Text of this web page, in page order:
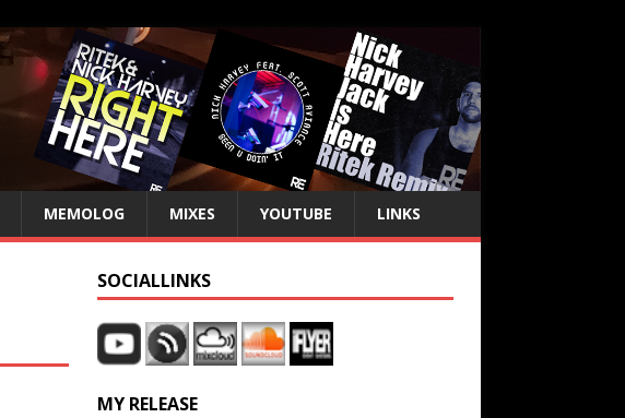
MEMOLOG MIXES YOUTUBE LINKS
SOCIALLINKS
MY RELEASE